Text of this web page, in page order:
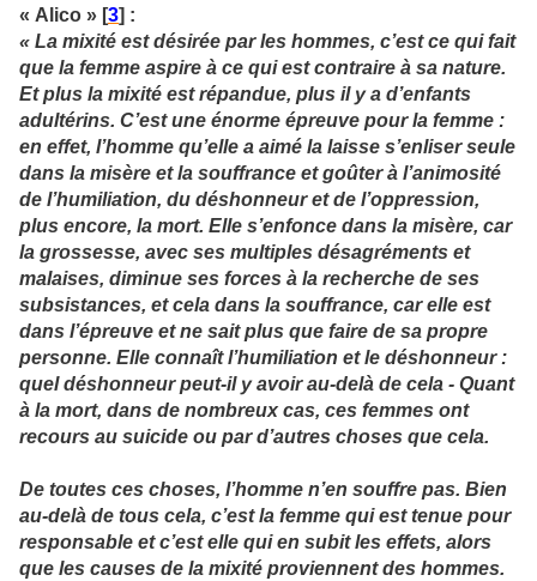
« Alico » [3] :
« La mixité est désirée par les hommes, c’est ce qui fait
que la femme aspire à ce qui est contraire à sa nature.
Et plus la mixité est répandue, plus il y a d’enfants
adultérins. C’est une énorme épreuve pour la femme :
en effet, l’homme qu’elle a aimé la laisse s’enliser seule
dans la misère et la souffrance et goûter à l’animosité
de l’humiliation, du déshonneur et de l’oppression,
plus encore, la mort. Elle s’enfonce dans la misère, car
la grossesse, avec ses multiples désagréments et
malaises, diminue ses forces à la recherche de ses
subsistances, et cela dans la souffrance, car elle est
dans l’épreuve et ne sait plus que faire de sa propre
personne. Elle connaît l’humiliation et le déshonneur :
quel déshonneur peut-il y avoir au-delà de cela - Quant
à la mort, dans de nombreux cas, ces femmes ont
recours au suicide ou par d’autres choses que cela.
De toutes ces choses, l’homme n’en souffre pas. Bien
au-delà de tous cela, c’est la femme qui est tenue pour
responsable et c’est elle qui en subit les effets, alors
que les causes de la mixité proviennent des hommes.